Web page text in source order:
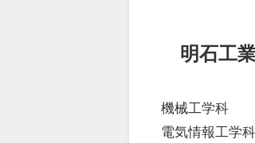
明石工
機械工学科
電気情報工学科